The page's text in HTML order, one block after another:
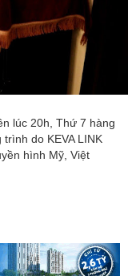
lúc 20h, Thứ 7 hàng
do KEVA LINK
hình Mỹ, Việt